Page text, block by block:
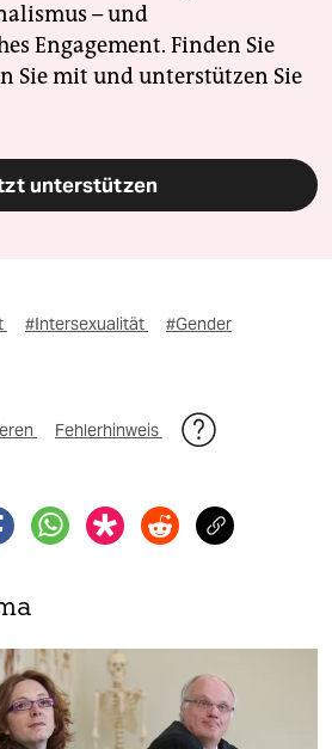
– und
Engagement. Finden Sie
Sie mit und unterstützen Sie
unterstützen
#Intersexualität
#Gender
Fehlerhinweis